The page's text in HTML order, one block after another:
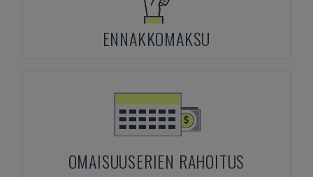
ENNAKKOMAKSU
OMAISUUSERIEN RAHOITUS